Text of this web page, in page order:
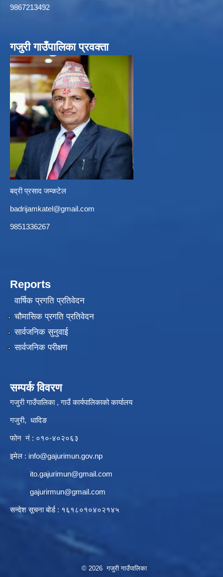
9867213492
गजुरी गाउँपालिका प्रवक्ता
बद्री प्रसाद जम्कटेल
badrijamkatel@gmail.com
9851336267
Reports
वार्षिक प्रगति प्रतिवेदन
चौमासिक प्रगति प्रतिवेदन
सार्वजनिक सुनुवाई
सार्वजनिक परीक्षण
सम्पर्क विवरण
गजुरी गाउँपालिका , गाउँ कार्यपालिकाको कार्यालय
गजुरी, धादिङ
फोन नं : ०१०-४०२०६३
इमेल : info@gajurimun.gov.np
ito.gajurimun@gmail.com
gajurirmun@gmail.com
सन्देश सूचना बोर्ड : १६१८०१०४०२१४५
© 2026 गजुरी गाउँपालिका